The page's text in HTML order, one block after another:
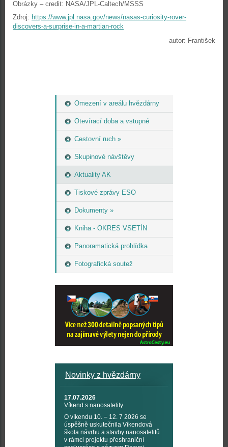
Omezení v areálu hvězdárny
Otevírací doba a vstupné
Cestovní ruch »
Skupinové návštěvy
Aktuality AK
Tiskové zprávy ESO
Dokumenty »
Kniha - OKRES VSETÍN
Panoramatická prohlídka
Fotografická soutež
Novinky z hvězdárny
17.07.2026
Víkend s nanosatelity
O víkendu 10. – 12. 7 2026 se
úspěšně uskutečnila Víkendová
škola návrhu a stavby nanosatelitů
v rámci projektu přeshraniční
Obrázky – credit: NASA/JPL-Caltech/MSSS
Zdroj: https://www.jpl.nasa.gov/news/nasas-curiosity-rover-
discovers-a-surprise-in-a-martian-rock
autor: František